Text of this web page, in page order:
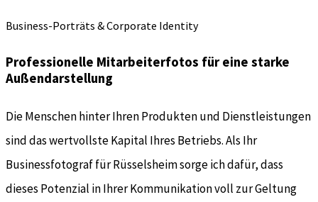
Business-Porträts & Corporate Identity
Professionelle Mitarbeiterfotos für eine starke
Außendarstellung
Die Menschen hinter Ihren Produkten und Dienstleistungen
sind das wertvollste Kapital Ihres Betriebs. Als Ihr
Businessfotograf für Rüsselsheim sorge ich dafür, dass
dieses Potenzial in Ihrer Kommunikation voll zur Geltung